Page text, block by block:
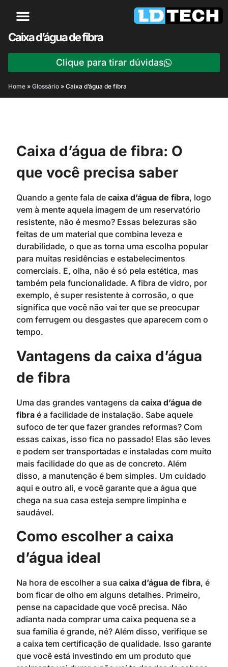
Caixa d’água de fibra
Clique para tirar dúvidas
Home » Glossário » Caixa d’água de fibra
Caixa d’água de fibra: O
que você precisa saber
Quando a gente fala de caixa d’água de fibra, logo
vem à mente aquela imagem de um reservatório
resistente, não é mesmo? Essas belezuras são
feitas de um material que combina leveza e
durabilidade, o que as torna uma escolha popular
para muitas residências e estabelecimentos
comerciais. E, olha, não é só pela estética, mas
também pela funcionalidade. A fibra de vidro, por
exemplo, é super resistente à corrosão, o que
significa que você não vai ter que se preocupar
com ferrugem ou desgastes que aparecem com o
tempo.
Vantagens da caixa d’água
de fibra
Uma das grandes vantagens da caixa d’água de
fibra é a facilidade de instalação. Sabe aquele
sufoco de ter que fazer grandes reformas? Com
essas caixas, isso fica no passado! Elas são leves
e podem ser transportadas e instaladas com muito
mais facilidade do que as de concreto. Além
disso, a manutenção é bem simples. Um cuidado
aqui e outro ali, e você garante que a água que
chega na sua casa esteja sempre limpinha e
saudável.
Como escolher a caixa
d’água ideal
Na hora de escolher a sua caixa d’água de fibra, é
bom ficar de olho em alguns detalhes. Primeiro,
pense na capacidade que você precisa. Não
adianta nada comprar uma caixa pequena se a
sua família é grande, né? Além disso, verifique se
a caixa tem certificação de qualidade. Isso garante
que você está investindo em um produto que